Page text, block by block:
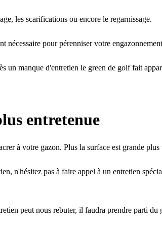
les scarifications ou encore le regarnissage.
nécessaire pour pérenniser votre
un manque d'entretien le green de golf fait
entretenue
à votre gazon. Plus la surface est grande plus
n'hésitez pas à faire appel à un entretien
peut nous rebuter, il faudra prendre parti